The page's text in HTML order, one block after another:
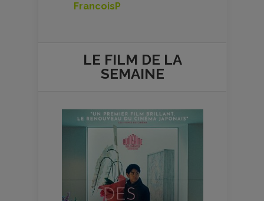
FrancoisP
LE FILM DE LA
SEMAINE